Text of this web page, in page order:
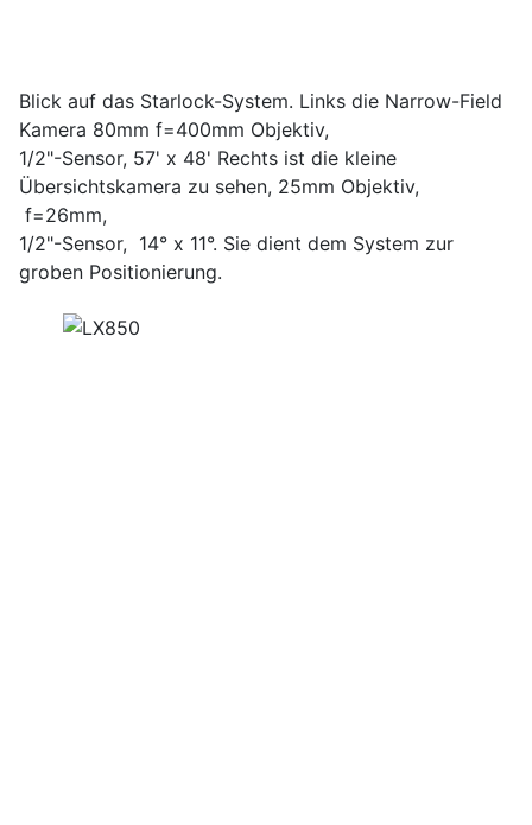
Blick auf das Starlock-System. Links die Narrow-Field
Kamera 80mm f=400mm Objektiv,
1/2"-Sensor, 57' x 48' Rechts ist die kleine
Übersichtskamera zu sehen, 25mm Objektiv,
f=26mm,
1/2"-Sensor, 14° x 11°. Sie dient dem System zur
groben Positionierung.